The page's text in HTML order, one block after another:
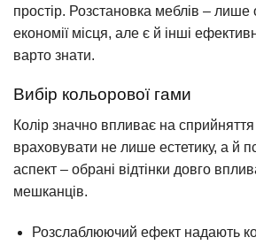
простір. Розстановка меблів – лише
економії місця, але є й інші
варто знати.
Вибір кольорової гами
Колір значно впливає на
враховувати не лише естетику, а й
аспект – обрані відтінки довго
мешканців.
Розслаблюючий ефект надають